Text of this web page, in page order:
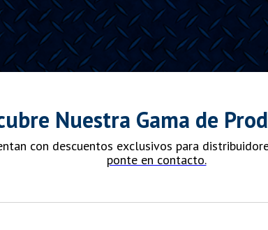
Nuestra Gama de
con descuentos exclusivos para
ponte en contacto.